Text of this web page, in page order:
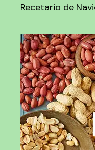
Recetario de